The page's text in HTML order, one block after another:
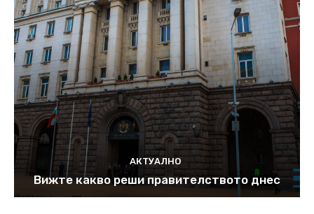
АКТУАЛНО
Вижте какво реши правителството днес